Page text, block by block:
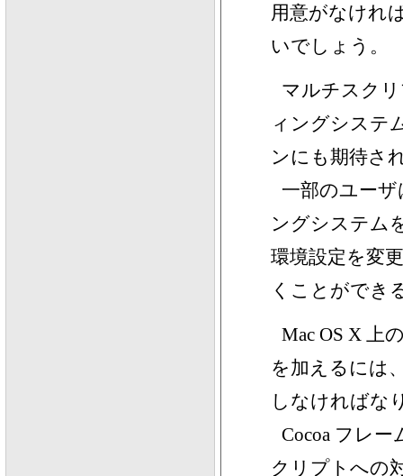
用意がなけれ
いでしょう。
マルチスク
ィングシステ
ンにも期待さ
一部のユー
ングシステム
環境設定を変
くことができ
Mac OS X 上
を加えるには
しなければな
Cocoa フレ
クリプトへの